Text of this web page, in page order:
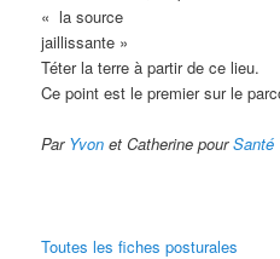
« la source
jaillissante »
Téter la terre à partir de ce lieu.
Ce point est le premier sur le
Par Yvon et Catherine pourSanté
Toutes les fiches posturales